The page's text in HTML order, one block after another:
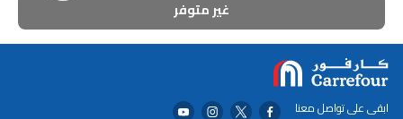
غير متوفر
ابقى على تواصل معنا